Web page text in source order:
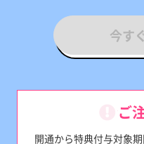
今す
ご
開通から特典付与対象